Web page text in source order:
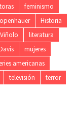
feminismo
Historia
literatura
mujeres
americanas
televisión
terror